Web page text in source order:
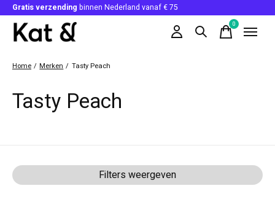
Gratis verzending binnen Nederland vanaf € 75
0items
Home / Merken / Tasty Peach
Tasty Peach
Filters weergeven